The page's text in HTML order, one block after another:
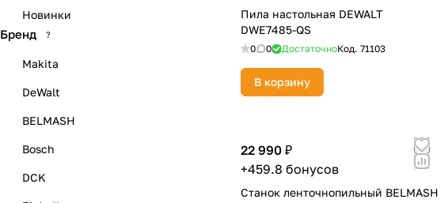
Пила настольная DEWALT
DWE7485-QS
0 0 ДостаточноКод. 71103
В корзину
22 990 ₽
+459.8 бонусов
Станок ленточнопильный BELMASH
Новинки
Бренд ?
Makita
DeWalt
BELMASH
Bosch
DCK